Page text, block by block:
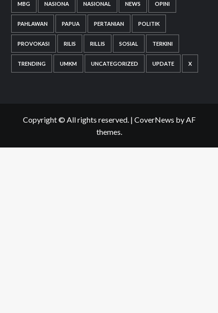
MBG NASIONA NASIONAL NEWS OPINI
PAHLAWAN PAPUA PERTANIAN POLITIK
PROVOKASI RILIS RILLIS SOSIAL TERKINI
TRENDING UMKM UNCATEGORIZED UPDATE X
Copyright © All rights reserved. | CoverNews by AF
themes.